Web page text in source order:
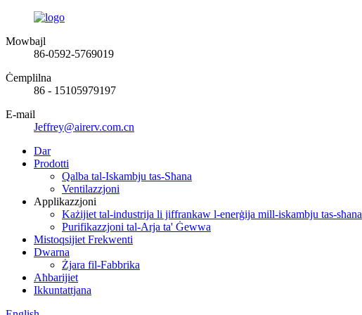
Mowbajl
86-0592-5769019
Ċemplilna
86 - 15105979197
E-mail
Jeffrey@airerv.com.cn
Dar
Prodotti
Qalba tal-Iskambju tas-Sħana
Ventilazzjoni
Applikazzjoni
Każijiet tal-industrija li jiffrankaw l-enerġija mill-iskambju tas-sħana
Purifikazzjoni tal-Arja ta' Ġewwa
Mistoqsijiet Frekwenti
Dwarna
Żjara fil-Fabbrika
Aħbarijiet
Ikkuntattjana